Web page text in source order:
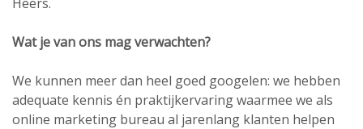
Wat je van ons mag verwachten?
We kunnen meer dan heel goed googelen: we hebben
adequate kennis én praktijkervaring waarmee we als
online marketing bureau al jarenlang klanten helpen